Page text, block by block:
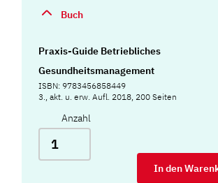
Buch
Praxis-Guide Betriebliches
Gesundheitsmanagement
ISBN: 9783456858449
3., akt. u. erw. Aufl. 2018, 200 Seiten
Anzahl
In den